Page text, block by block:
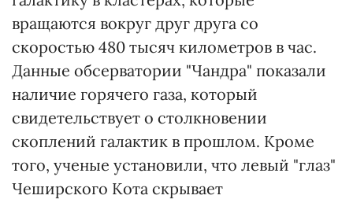
вращаются вокруг друг друга со
скоростью 480 тысяч километров в час.
Данные обсерватории "Чандра" показали
наличие горячего газа, который
свидетельствует о столкновении
скоплений галактик в прошлом. Кроме
того, ученые установили, что левый "глаз"
Чеширского Кота скрывает